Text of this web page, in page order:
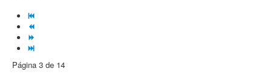
Página 3 de 14